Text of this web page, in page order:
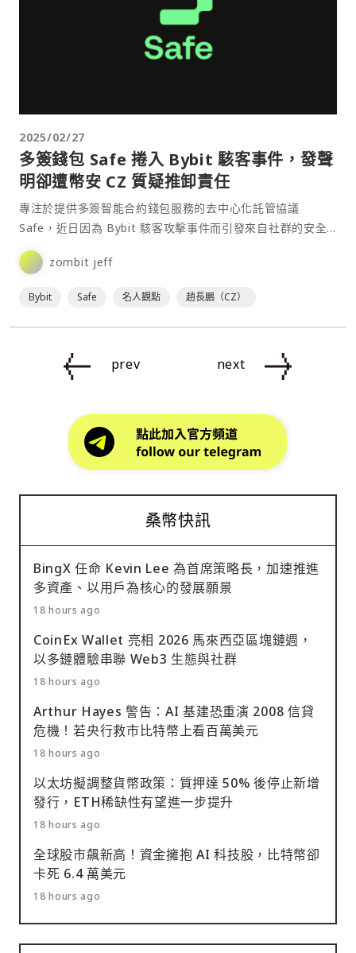
2025/02/27
多簽錢包 Safe 捲入 Bybit 駭客事件，發聲
明卻遭幣安 CZ 質疑推卸責任
專注於提供多簽智能合約錢包服務的去中心化託管協議
Safe，近日因為 Bybit 駭客攻擊事件而引發來自社群的安全
性質疑。儘管 Safe 為此進行了更新，但卻被幣安⋯
zombit jeff
Bybit Safe 名人觀點 趙長鵬（CZ）
prev next
桑幣快訊
BingX 任命 Kevin Lee 為首席策略長，加速推進
多資產、以用戶為核心的發展願景
18 hours ago
CoinEx Wallet 亮相 2026 馬來西亞區塊鏈週，
以多鏈體驗串聯 Web3 生態與社群
18 hours ago
Arthur Hayes 警告：AI 基建恐重演 2008 信貸
危機！若央行救市比特幣上看百萬美元
18 hours ago
以太坊擬調整貨幣政策：質押達 50% 後停止新增
發行，ETH稀缺性有望進一步提升
18 hours ago
全球股市飆新高！資金擁抱 AI 科技股，比特幣卻
卡死 6.4 萬美元
18 hours ago